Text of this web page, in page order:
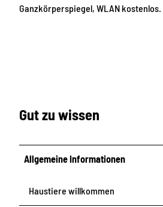
Ganzkörperspiegel, WLAN kostenlos.
Gut zu wissen
Allgemeine Informationen
Haustiere willkommen